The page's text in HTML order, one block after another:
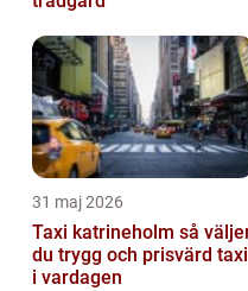
31 maj 2026
Taxi katrineholm så väljer
du trygg och prisvärd taxi
i vardagen